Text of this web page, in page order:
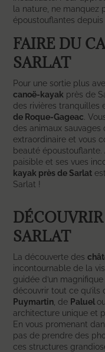
la nature, ne manquez
époustouflantes depuis
FAIRE DU
SARLAT
Pour une sortie plus
canoë-kayak près de
des rivières
de Roque-Gageac .
des animaux
extraordinaire et vous
beauté
paisible et ses vues
kayak près de Sarlat
Sarlat !
SARLAT
La découverte des
incontournable de la
guidée d’un
découvrir tout ce
Puymartin , de Paluel
architecture unique et
En vous promenant
pas de prendre des
ces structures